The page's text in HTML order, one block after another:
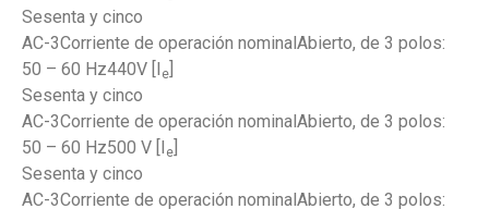
Sesenta y cinco
AC-3Corriente de operación nominalAbierto, de 3 polos:
50 – 60 Hz440V [I
e
Sesenta y cinco
AC-3Corriente de operación nominalAbierto, de 3 polos:
50 – 60 Hz500 V [I
e
Sesenta y cinco
AC-3Corriente de operación nominalAbierto, de 3 polos: